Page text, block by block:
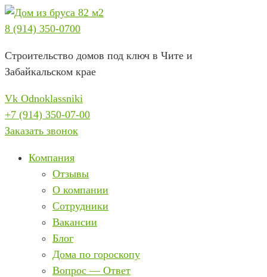
Перейти
к
8 (914) 350-0700
Строительство домов под ключ в Чите и
Забайкальском крае
Vk Odnoklassniki
+7 (914) 350-07-00
Заказать звонок
Компания
Отзывы
О компании
Сотрудники
Вакансии
Блог
Дома по гороскопу
Вопрос — Ответ